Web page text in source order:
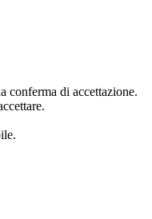
conferma di accettazione.